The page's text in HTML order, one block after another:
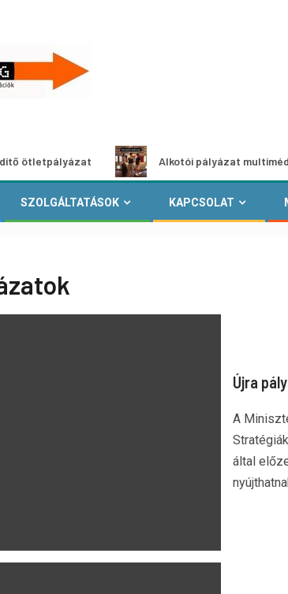
Alkotói pályázat multimédia-
SZOLGÁLTATÁSOK KAPCSOLAT
Újra
A
által